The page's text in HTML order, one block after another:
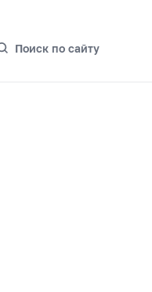
Поиск по сайту